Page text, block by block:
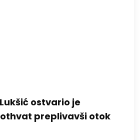
ostvario je
preplivavši otok